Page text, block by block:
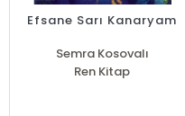
Efsane Sarı Kanaryam
Semra Kosovalı
Ren Kitap